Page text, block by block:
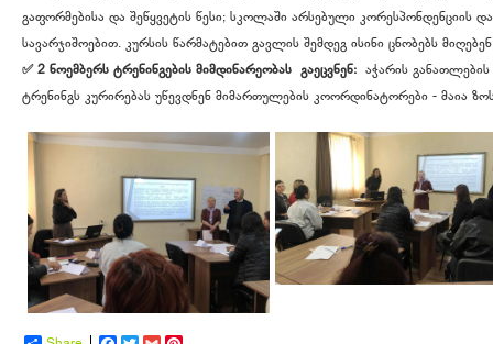
გაფორმებისა და შეწყვეტის წესი; სკოლაში არსებული კორესპონდენციის
სავარჯიშოებით. კურსის წარმატებით გავლის შემდეგ ისინი ცნობებს
✅ 2 ნოემბერს ტრენინგების მიმდინარეობას გაეცვნენ: აჭარის
ტრენინგს კურირებას უწევდნენ მიმართულების კოორდინატორები - მაია